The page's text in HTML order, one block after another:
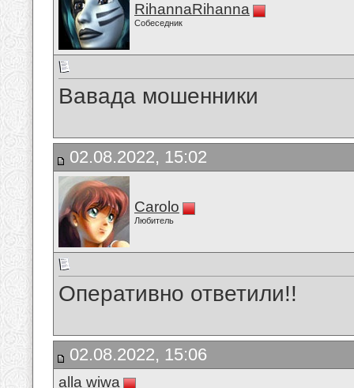
RihannaRihanna
Собеседник
Вавада мошенники
02.08.2022, 15:02
Carolo
Любитель
Оперативно ответили!!
02.08.2022, 15:06
alla wiwa